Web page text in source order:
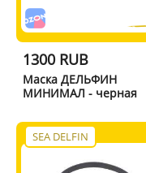
1300 RUB
Маска ДЕЛЬФИН
МИНИМАЛ - черная
SEA DELFIN